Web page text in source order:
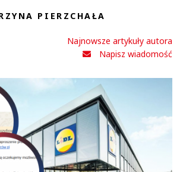
PIERZCHAŁA
Najnowsze artykuły autora
Napisz wiadomość